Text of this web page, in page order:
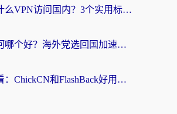
从澳门用什么VPN访问国内？3个实用标准帮你避开坑，无缝刷剧听歌
穿梭和银河哪个好？海外党选回国加速器的避坑指南，附番茄加速器实测体验
海外党必看：ChickCN和FlashBack好用吗？3招教你选对回国加速器（附云极、HomeCN、斧牛vs艾果对比）